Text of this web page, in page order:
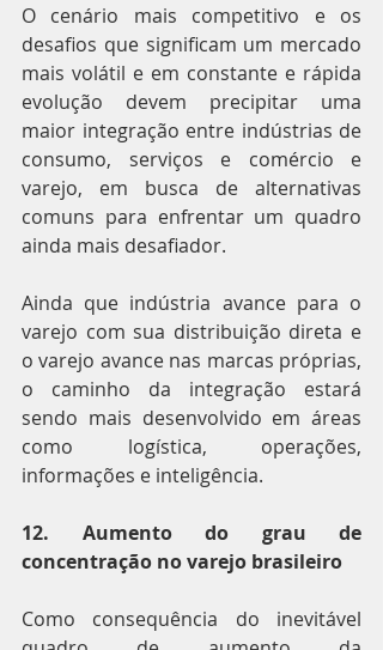
O cenário mais competitivo e os
desafios que significam um mercado
mais volátil e em constante e rápida
evolução devem precipitar uma
maior integração entre indústrias de
consumo, serviços e comércio e
varejo, em busca de alternativas
comuns para enfrentar um quadro
ainda mais desafiador.
Ainda que indústria avance para o
varejo com sua distribuição direta e
o varejo avance nas marcas próprias,
o caminho da integração estará
sendo mais desenvolvido em áreas
como logística, operações,
informações e inteligência.
12. Aumento do grau de
concentração no varejo brasileiro
Como consequência do inevitável